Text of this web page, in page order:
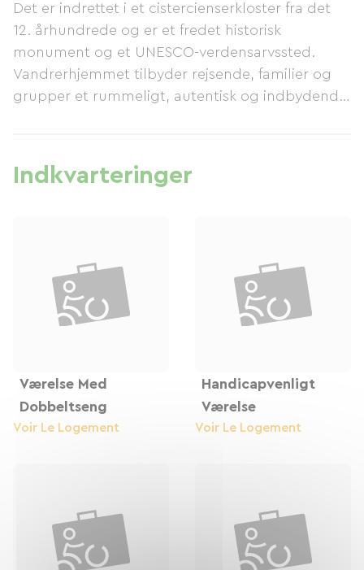
Det er indrettet i et cistercienserkloster fra det
12. århundrede og er et fredet historisk
monument og et UNESCO-verdensarvssted.
Vandrerhjemmet tilbyder rejsende, familier og
grupper et rummeligt, autentisk og indbydende
gårdhave eller landsbytorvet og har eget
badeværelse og varme. Gæsterne kan frit nyde
restaurant tilbyder hjemmelavede måltider i en
venlig atmosfære. Vi tilbyder også morgenmad
og aftensmad efter anmodning.
Indkvarteringer
Værelse Med
Dobbeltseng
Voir Le Logement
Handicapvenligt
Værelse
Voir Le Logement